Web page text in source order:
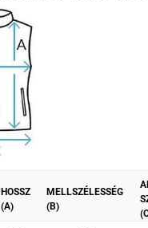
HOSSZ
(A)
MELLSZÉLESSÉG
(B)